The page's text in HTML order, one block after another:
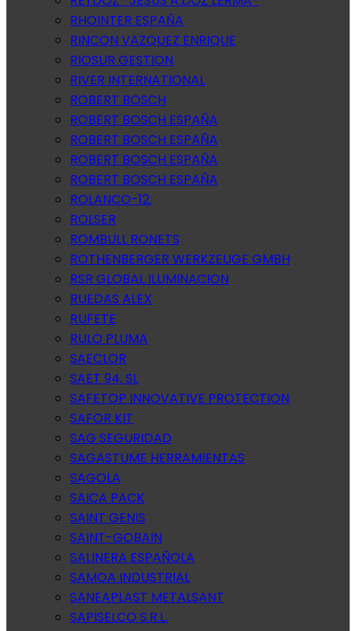
RHOINTER ESPAÑA
RINCON VAZQUEZ ENRIQUE
RIOSUR GESTION
RIVER INTERNATIONAL
ROBERT BOSCH
ROBERT BOSCH ESPAÑA
ROBERT BOSCH ESPAÑA
ROBERT BOSCH ESPAÑA
ROBERT BOSCH ESPAÑA
ROLANCO-12.
ROLSER
ROMBULL RONETS
ROTHENBERGER WERKZEUGE GMBH
RSR GLOBAL ILUMINACION
RUEDAS ALEX
RUFETE
RULO PLUMA
SAECLOR
SAET 94, SL
SAFETOP INNOVATIVE PROTECTION
SAFOR KIT
SAG SEGURIDAD
SAGASTUME HERRAMIENTAS
SAGOLA
SAICA PACK
SAINT GENIS
SAINT-GOBAIN
SALINERA ESPAÑOLA
SAMOA INDUSTRIAL
SANEAPLAST METALSANT
SAPISELCO S.R.L.